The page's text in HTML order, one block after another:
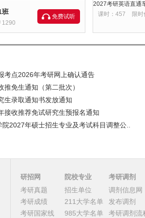
班
1290
免费试听
2027考研英语直通
课时：457
限
考点2026年考研网上确认通告
免生通知（第二批次）
生录取通知书发放通知
接收推荐免试研究生预报名通知
2027年硕士招生专业及考试科目调整公..
研招网
考研真题
考研成绩
考研国家线
院校专业
招生单位
211大学名单
985大学名单
考研调剂
调剂信息网
发布调剂
考研调剂流